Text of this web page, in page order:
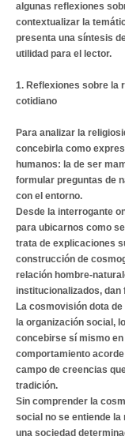
algunas reflexiones
contextualizar la
presenta una síntesis
utilidad para el lector.
1. Reflexiones sobre la
cotidiano
Para analizar la
concebirla como
humanos: la de ser
formular preguntas de
con el entorno.
Desde la interrogante
para ubicarnos como
trata de explicaciones
construcción de
relación hombre-
institucionalizados, dan
La cosmovisión dota
la organización social,
concebirse sí mismo
comportamiento
campo de creencias
tradición.
Sin comprender la
social no se entiende
una sociedad